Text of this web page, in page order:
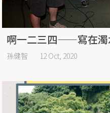
啊一二三四——寫在濁
孫健智 12 Oct, 2020